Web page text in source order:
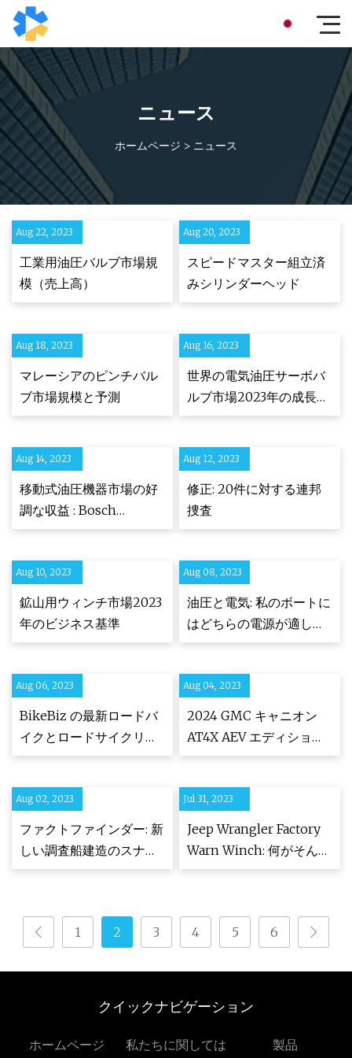
ニュース
ホームページ > ニュース
Aug 22, 2023
工業用油圧バルブ市場規
模（売上高）
Aug 20, 2023
スピードマスター組立済
みシリンダーヘッド
Aug 18, 2023
マレーシアのピンチバル
ブ市場規模と予測
Aug 16, 2023
世界の電気油圧サーボバ
ルブ市場2023年の成長分
析
Aug 14, 2023
移動式油圧機器市場の好
調な収益 : Bosch
Rexroth、Eaton、
Kawasaki
Aug 12, 2023
修正: 20件に対する連邦
捜査
Aug 10, 2023
鉱山用ウィンチ市場2023
年のビジネス基準
Aug 08, 2023
油圧と電気: 私のボートに
はどちらの電源が適して
いますか?
Aug 06, 2023
BikeBiz の最新ロードバ
イクとロードサイクリン
グ アクセサリーのガイド
Aug 04, 2023
2024 GMC キャニオン
AT4X AEV エディション
が大注目
Aug 02, 2023
ファクトファインダー: 新
しい調査船建造のスナッ
プショット
Jul 31, 2023
Jeep Wrangler Factory
Warn Winch: 何がそんな
に時間がかかったのか?
1 2 3 4 5 6
クイックナビゲーション
ホームページ 私たちに関しては 製品